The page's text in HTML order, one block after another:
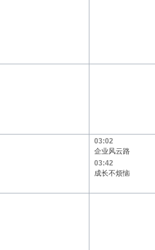
03:02
企业风云路
03:42
成长不烦恼